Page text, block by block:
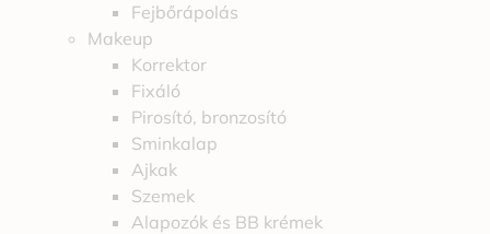
Fejbőrápolás
Makeup
Korrektor
Fixáló
Pirosító, bronzosító
Sminkalap
Ajkak
Szemek
Alapozók és BB krémek